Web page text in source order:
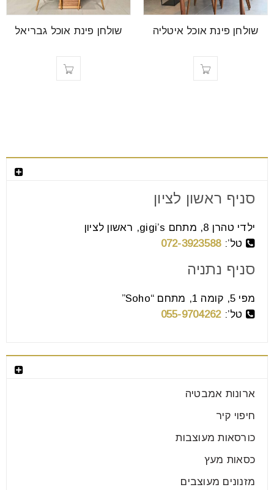
שולחן פינת אוכל איטליה שולחן פינת אוכל גבריאל
סניף ראשון לציון
ילדי טהרן 8, מתחם gigi’s, ראשון לציון
טל’:072-3923588
סניף נתניה
מפי 5, קומה 1, מתחם “Soho”
טל’:055-9704262
ארונות אמבטיה
חיפוי קיר
כורסאות מעוצבות
כסאות מעץ
מזנונים מעוצבים
font_download סמן קישורים